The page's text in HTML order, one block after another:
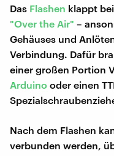
Das Flashen klappt
"Over the Air" –
Gehäuses und
Verbindung. Dafür
einer großen Portion
Arduino oder einen
Nach dem Flashen
verbunden werden,